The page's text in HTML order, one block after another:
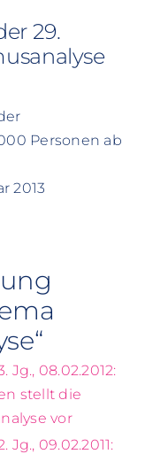
29.
Personen ab
2013
Jg., 08.02.2012:
stellt die
vor
Jg., 09.02.2011: